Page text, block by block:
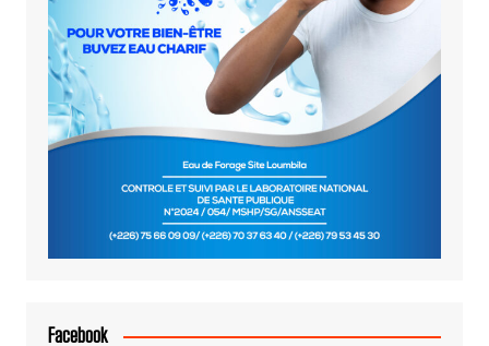
Facebook